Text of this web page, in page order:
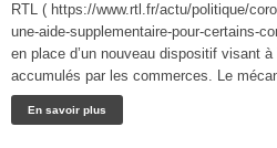
RTL ( https://www.rtl.fr/actu/politique/
une-aide-supplementaire-pour-certains-
en place d’un nouveau dispositif visant
accumulés par les commerces. Le
En savoir plus